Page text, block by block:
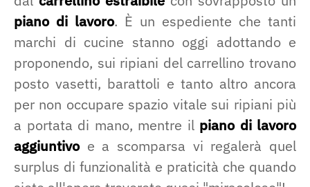
piano di lavoro. È un espediente che tanti
marchi di cucine stanno oggi adottando e
proponendo, sui ripiani del carrellino trovano
posto vasetti, barattoli e tanto altro ancora
per non occupare spazio vitale sui ripiani più
a portata di mano, mentre il piano di lavoro
aggiuntivoe a scomparsa vi regalerà quel
surplus di funzionalità e praticità che quando